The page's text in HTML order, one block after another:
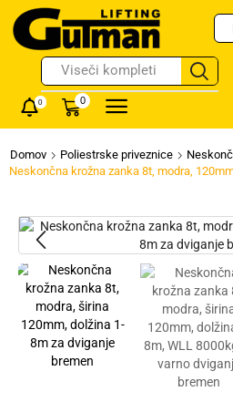
Ročni viličarji
0 0
Domov Poliestrske priveznice
Neskončna krožna zanka 8t, modra,